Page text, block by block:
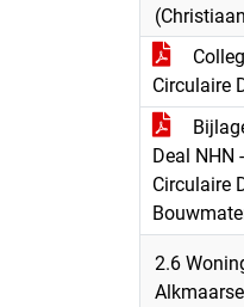
Circulaire
Deal NHN
Circulaire
2.6